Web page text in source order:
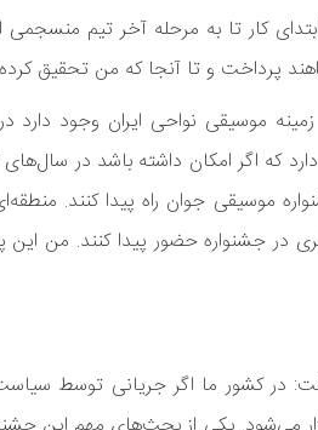
موسیقی نواحی ایران وجود
که اگر امکان داشته باشد در
موسیقی جوان راه پیدا کنند.
جشنواره حضور پیدا کنند. من این
در کشور ما اگر جریانی توسط